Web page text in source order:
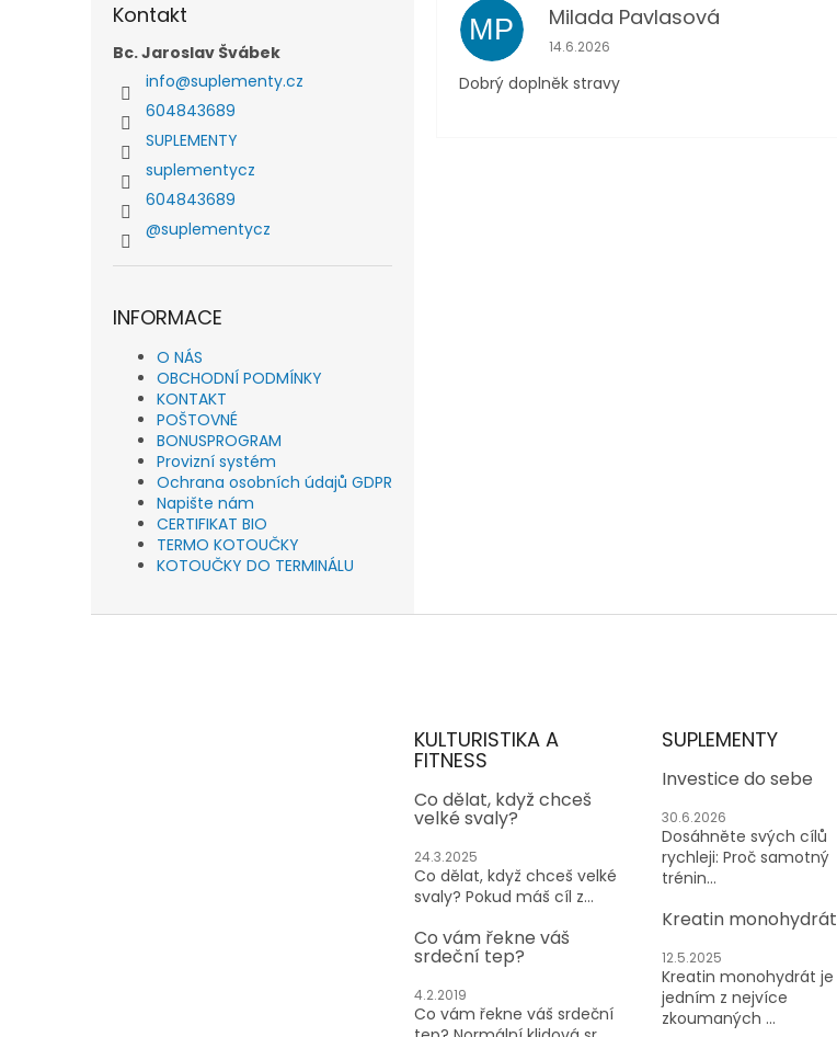
Kontakt
Bc. Jaroslav Švábek
info@suplementy.cz
604843689
SUPLEMENTY
suplementycz
604843689
@suplementycz
INFORMACE
O NÁS
OBCHODNÍ PODMÍNKY
KONTAKT
POŠTOVNÉ
BONUSPROGRAM
Provizní systém
Ochrana osobních údajů GDPR
Napište nám
CERTIFIKAT BIO
TERMO KOTOUČKY
KOTOUČKY DO TERMINÁLU
MP Milada Pavlasová
Hodnocení obchodu je 5 z 5 hvězdiček.
14.6.2026
Dobrý doplněk stravy
KULTURISTIKA A
FITNESS
Co dělat, když chceš
velké svaly?
24.3.2025
Co dělat, když chceš velké
svaly? Pokud máš cíl z...
Co vám řekne váš
srdeční tep?
4.2.2019
Co vám řekne váš srdeční
SUPLEMENTY
Investice do sebe
30.6.2026
Dosáhněte svých cílů
rychleji: Proč samotný
trénin...
Kreatin monohydrát
12.5.2025
Kreatin monohydrát je
jedním z nejvíce
zkoumaných ...